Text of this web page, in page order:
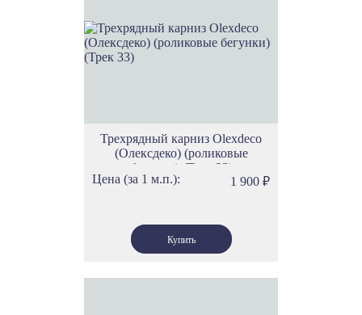
Трехрядный карниз Olexdeco
(Олексдеко) (роликовые
бегунки) (Трек 33)
Цена (за 1 м.п.):
1 900 ₽